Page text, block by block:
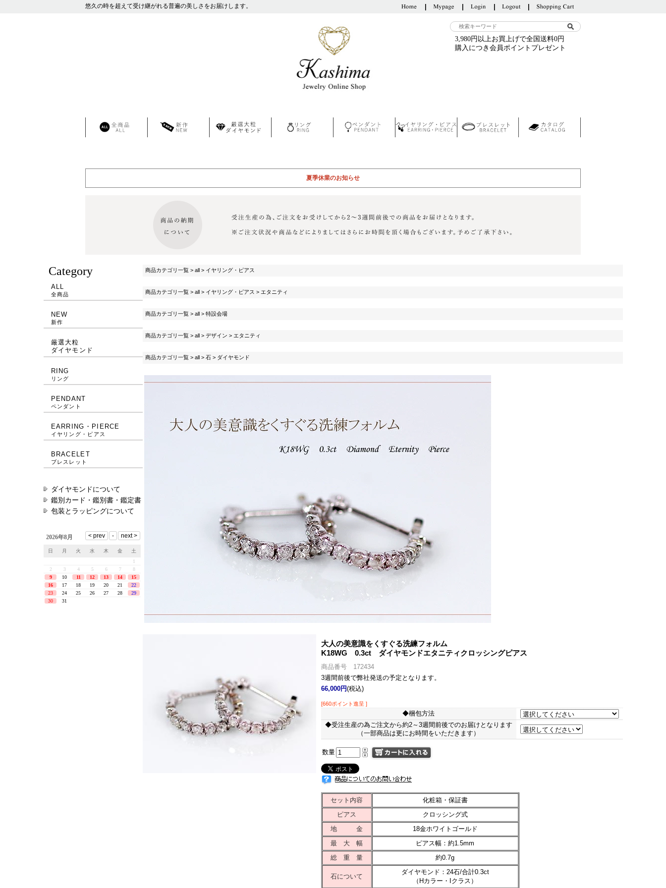
悠久の時を超えて受け継がれる普遍の美しさをお届けします。
3,980円以上お買上げで全国送料0円
購入につき会員ポイントプレゼント
夏季休業のお知らせ
Category
ALL
全商品
NEW
新作
厳選大粒
ダイヤモンド
RING
リング
PENDANT
ペンダント
EARRING・PIERCE
イヤリング・ピアス
BRACELET
ブレスレット
ダイヤモンドについて
鑑別カード・鑑別書・鑑定書
包装とラッピングについて
商品カテゴリ一覧> all> イヤリング・ピアス
商品カテゴリ一覧> all> イヤリング・ピアス > エタニティ
商品カテゴリ一覧> all> 特設会場
商品カテゴリ一覧> all> デザイン > エタニティ
商品カテゴリ一覧> all> 石> ダイヤモンド
大人の美意識をくすぐる洗練フォルム
K18WG 0.3ct ダイヤモンドエタニティクロッシングピアス
商品番号 172434
3週間前後で弊社発送の予定となります。
66,000円(税込)
[660ポイント進呈 ]
◆梱包方法
◆受注生産の為ご注文から約2～3週間前後でのお届けとなります
（一部商品は更にお時間をいただきます）
数量
セット内容
化粧箱・保証書
ピアス
クロッシング式
地 金
18金ホワイトゴールド
最 大 幅
ピアス幅：約1.5mm
総 重 量
約0.7g
石について
ダイヤモンド：24石/合計0.3ct
（Hカラー・Iクラス）